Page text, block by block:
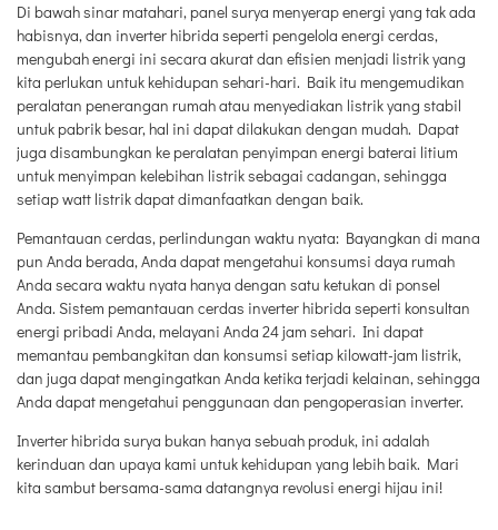
Di bawah sinar matahari, panel surya menyerap energi yang tak ada
habisnya, dan inverter hibrida seperti pengelola energi cerdas,
mengubah energi ini secara akurat dan efisien menjadi listrik yang
kita perlukan untuk kehidupan sehari-hari. Baik itu mengemudikan
peralatan penerangan rumah atau menyediakan listrik yang stabil
untuk pabrik besar, hal ini dapat dilakukan dengan mudah. Dapat
juga disambungkan ke peralatan penyimpan energi baterai litium
untuk menyimpan kelebihan listrik sebagai cadangan, sehingga
setiap watt listrik dapat dimanfaatkan dengan baik.
Pemantauan cerdas, perlindungan waktu nyata: Bayangkan di mana
pun Anda berada, Anda dapat mengetahui konsumsi daya rumah
Anda secara waktu nyata hanya dengan satu ketukan di ponsel
Anda. Sistem pemantauan cerdas inverter hibrida seperti konsultan
energi pribadi Anda, melayani Anda 24 jam sehari. Ini dapat
memantau pembangkitan dan konsumsi setiap kilowatt-jam listrik,
dan juga dapat mengingatkan Anda ketika terjadi kelainan, sehingga
Anda dapat mengetahui penggunaan dan pengoperasian inverter.
Inverter hibrida surya bukan hanya sebuah produk, ini adalah
kerinduan dan upaya kami untuk kehidupan yang lebih baik. Mari
kita sambut bersama-sama datangnya revolusi energi hijau ini!